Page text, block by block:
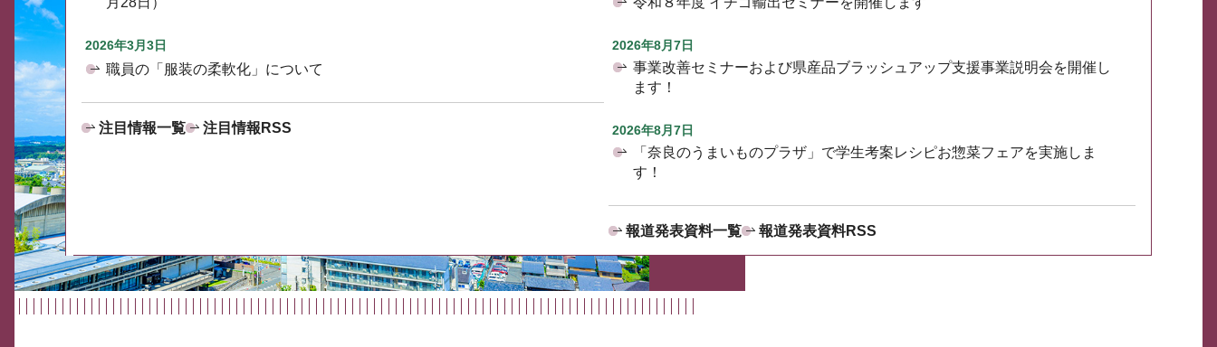
2026年3月3日
職員の「服装の柔軟化」について
注目情報一覧 注目情報RSS
2026年8月7日
事業改善セミナーおよび県産品ブラッシュアップ支援事業説明会を開催し
ます！
2026年8月7日
「奈良のうまいものプラザ」で学生考案レシピお惣菜フェアを実施しま
す！
報道発表資料一覧 報道発表資料RSS